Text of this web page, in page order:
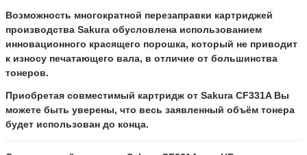
Возможность многократной перезаправки картриджей
производства Sakura обусловлена использованием
инновационного красящего порошка, который не приводит
к износу печатающего вала, в отличие от большинства
тонеров.
Приобретая совместимый картридж от Sakura CF331AВы
можете быть уверены, что весь заявленный объём тонера
будет использован до конца.